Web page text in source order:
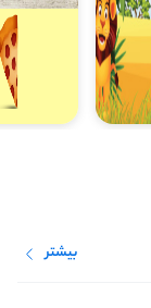
بیشتر